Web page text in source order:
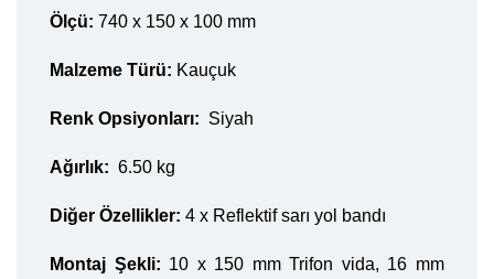
Ölçü: 740 x 150 x 100 mm
Malzeme Türü: Kauçuk
Renk Opsiyonları: Siyah
Ağırlık: 6.50 kg
Diğer Özellikler: 4 x Reflektif sarı yol bandı
Montaj Şekli: 10 x 150 mm Trifon vida, 16 mm